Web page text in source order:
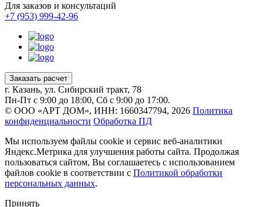
Для заказов и консультаций
+7 (953) 999-42-96
Заказать расчет
г. Казань, ул. Сибирский тракт, 78
Пн-Пт с 9:00 до 18:00, Сб с 9:00 до 17:00.
© ООО «АРТ ДОМ», ИНН: 1660347794, 2026 Политика
конфиденциальности Обработка ПД
Мы используем файлы cookie и сервис веб-аналитики
Яндекс.Метрика для улучшения работы сайта. Продолжая
пользоваться сайтом, Вы соглашаетесь с использованием
файлов cookie в соответствии с Политикой обработки
персональных данных.
Принять